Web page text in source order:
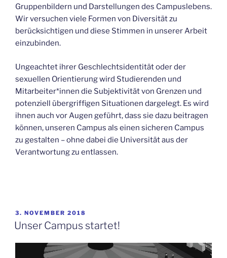
Gruppenbildern und Darstellungen des Campuslebens.
Wir versuchen viele Formen von Diversität zu
berücksichtigen und diese Stimmen in unserer Arbeit
einzubinden.
Ungeachtet ihrer Geschlechtsidentität oder der
sexuellen Orientierung wird Studierenden und
Mitarbeiter*innen die Subjektivität von Grenzen und
potenziell übergriffigen Situationen dargelegt. Es wird
ihnen auch vor Augen geführt, dass sie dazu beitragen
können, unseren Campus als einen sicheren Campus
zu gestalten – ohne dabei die Universität aus der
Verantwortung zu entlassen.
VERÖFFENTLICHT
AM
3. NOVEMBER 2018
Unser Campus startet!